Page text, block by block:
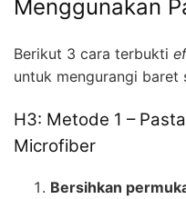
Menggunakan
Berikut 3 cara terbukti
untuk mengurangi baret
H3: Metode 1 –
Microfiber
Bersihkan